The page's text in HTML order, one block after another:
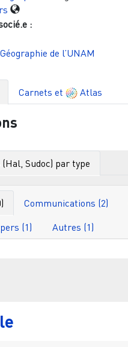
:
de l’UNAM
Carnets et Atlas
Sudoc) par type
Communications (2)
(1)
Autres (1)